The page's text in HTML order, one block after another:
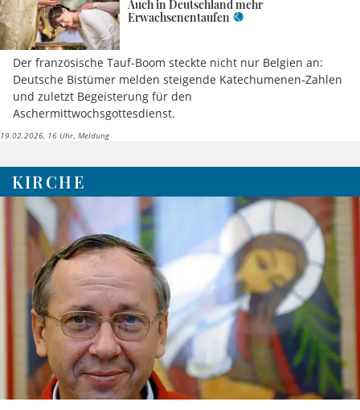
Auch in Deutschland mehr
Erwachsenentaufen
Der französische Tauf-Boom steckte nicht nur Belgien an:
Deutsche Bistümer melden steigende Katechumenen-Zahlen
und zuletzt Begeisterung für den
Aschermittwochsgottesdienst.
19.02.2026, 16 Uhr Meldung
KIRCHE